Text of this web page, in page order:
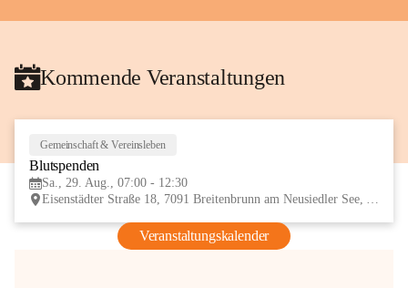
Kommende Veranstaltungen
Gemeinschaft & Vereinsleben
Blutspenden
Sa., 29. Aug., 07:00 - 12:30
Eisenstädter Straße 18, 7091 Breitenbrunn am Neusiedler See, AUT
Veranstaltungskalender